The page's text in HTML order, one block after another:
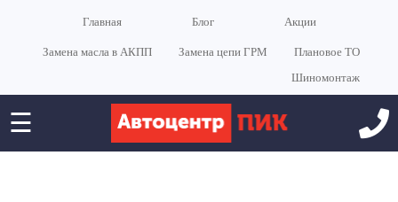
Главная Блог Акции
Замена масла в АКПП Замена цепи ГРМ
Плановое ТО
Шиномонтаж
☰